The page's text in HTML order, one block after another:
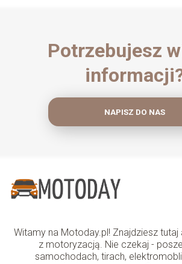
Potrzebujesz
NAPISZ DO NAS
Witamy na Motoday.pl! Znajdziesz tutaj
z motoryzacją. Nie czekaj -
samochodach, tirach,